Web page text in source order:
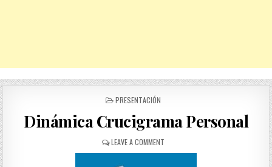
POSTED
PRESENTACIÓN
Dinámica Crucigrama Personal
LEAVE A COMMENTON
DINÁMICA